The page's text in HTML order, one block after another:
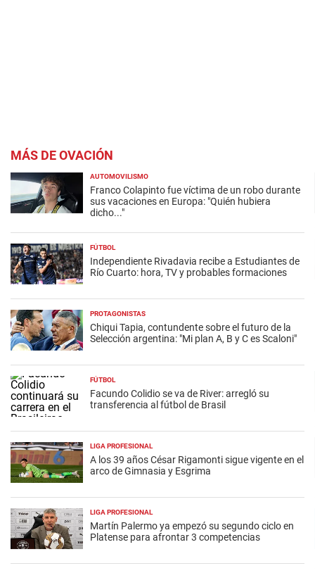
MÁS DE OVACIÓN
AUTOMOVILISMO
Franco Colapinto fue víctima de un robo durante
sus vacaciones en Europa: "Quién hubiera
dicho..."
FÚTBOL
Independiente Rivadavia recibe a Estudiantes de
Río Cuarto: hora, TV y probables formaciones
PROTAGONISTAS
Chiqui Tapia, contundente sobre el futuro de la
Selección argentina: "Mi plan A, B y C es Scaloni"
FÚTBOL
Facundo Colidio se va de River: arregló su
transferencia al fútbol de Brasil
LIGA PROFESIONAL
A los 39 años César Rigamonti sigue vigente en el
arco de Gimnasia y Esgrima
LIGA PROFESIONAL
Martín Palermo ya empezó su segundo ciclo en
Platense para afrontar 3 competencias